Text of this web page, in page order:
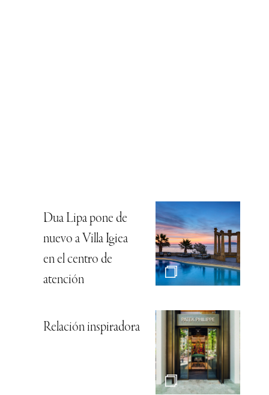
Dua Lipa pone de
nuevo a Villa Igiea
en el centro de
atención
Relación inspiradora